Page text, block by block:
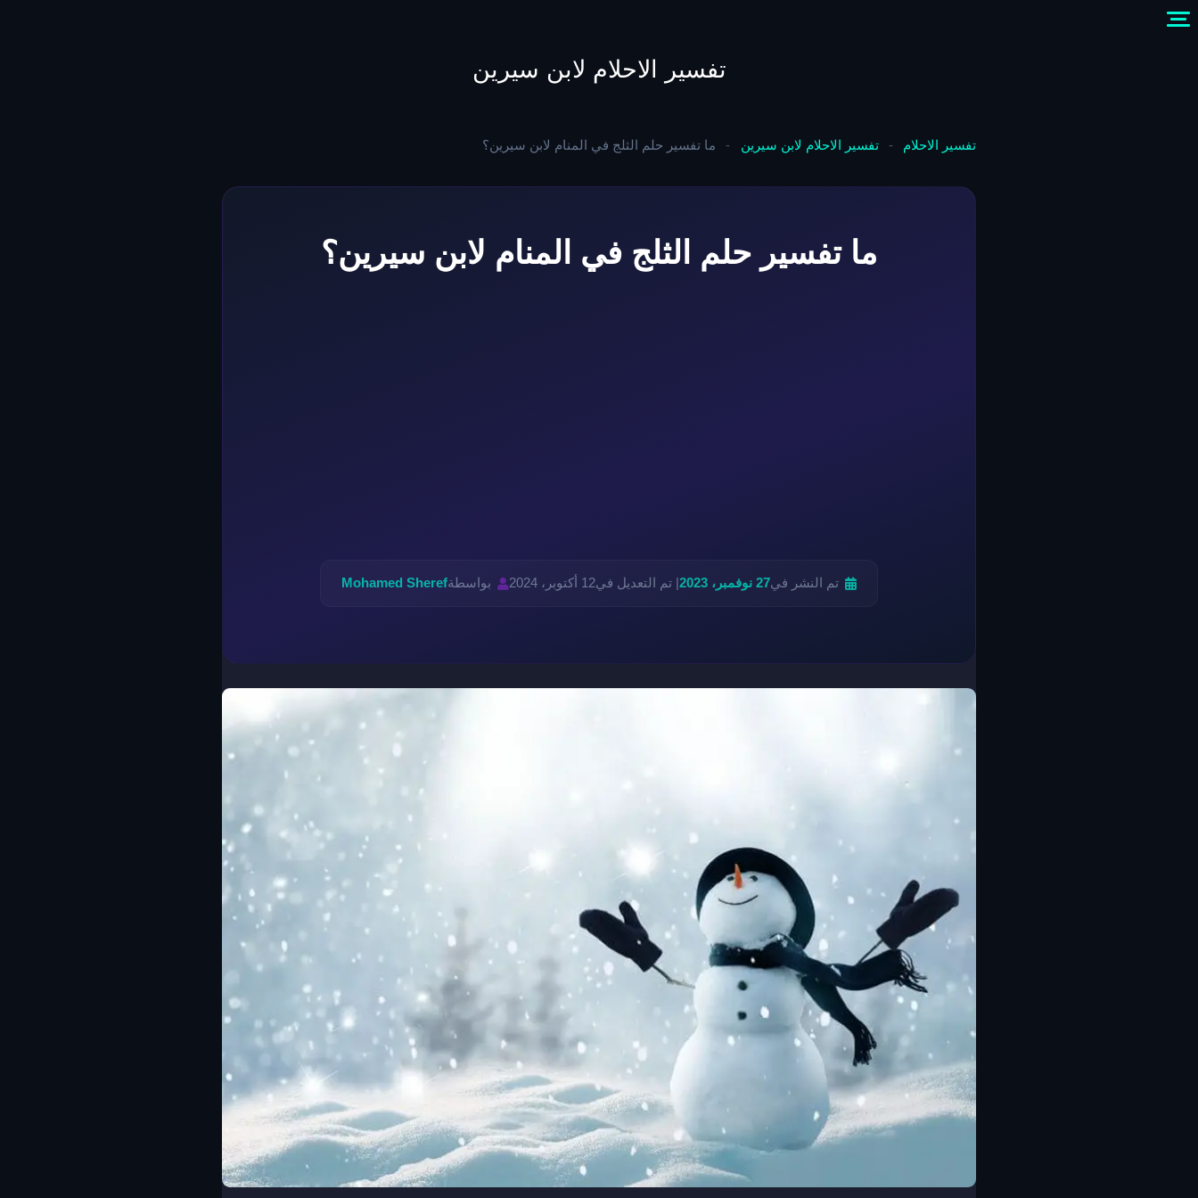
تفسير الاحلام لابن سيرين
تفسير الاحلام - تفسير الاحلام لابن سيرين - ما تفسير حلم الثلج في المنام لابن سيرين؟
ما تفسير حلم الثلج في المنام لابن سيرين؟
تم النشر في27 نوفمبر، 2023 | تم التعديل في12 أكتوبر، 2024 بواسطةMohamed Sheref